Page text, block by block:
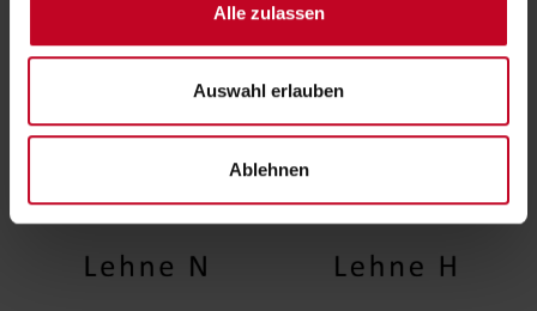
Alle zulassen
Auswahl erlauben
Ablehnen
des Loungens und Liegens geeignet ist, bietet die hohe Lehne H
ausgewogenen Komfort für jene, die besonders Wert auf das
richtige Sitzen legen. Je nach Nutzung des Elements lassen sich
Gestaltung einer Wohnlandschaft bilden die unterschiedlichen
Lehnenhöhen ein elegantes Designmerkmal für kreative